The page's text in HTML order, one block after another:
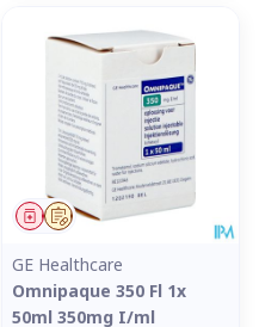
Op voorschrift
Geneesmiddel
GE Healthcare
Omnipaque 350 Fl 1x
50ml 350mg I/ml